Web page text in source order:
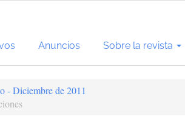
Anuncios Sobre la revista
- Diciembre de 2011